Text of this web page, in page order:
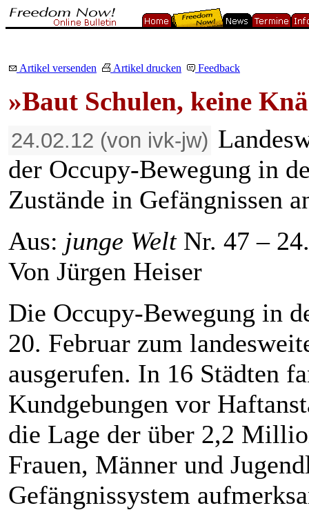
Artikel versenden Artikel drucken Feedback
»Baut Schulen, keine
24.02.12 (von ivk-jw)
der Occupy-Bewegung in
Zustände in Gefängnissen
Aus: junge WeltNr. 47 –
Von Jürgen Heiser
Die Occupy-Bewegung in
20. Februar zum
ausgerufen. In 16 Städten
Kundgebungen vor
die Lage der über 2,2
Frauen, Männer und
Gefängnissystem